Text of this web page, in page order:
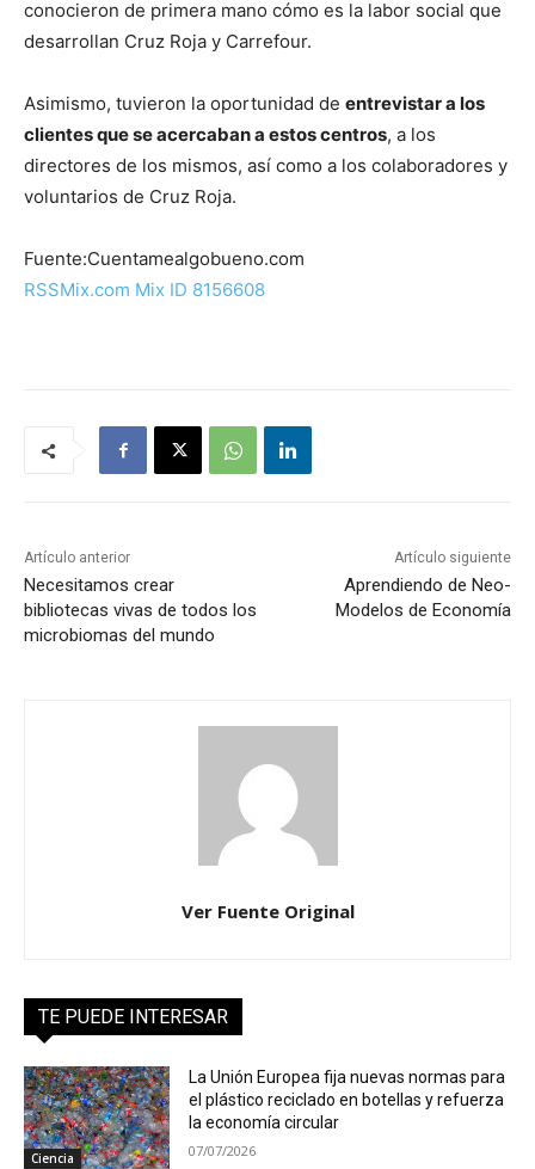
conocieron de primera mano cómo es la labor social que
desarrollan Cruz Roja y Carrefour.
Asimismo, tuvieron la oportunidad de entrevistar a los
clientes que se acercaban a estos centros, a los
directores de los mismos, así como a los colaboradores y
voluntarios de Cruz Roja.
Fuente:Cuentamealgobueno.com
RSSMix.com Mix ID 8156608
Artículo anterior
Necesitamos crear
bibliotecas vivas de todos los
microbiomas del mundo
Artículo siguiente
Aprendiendo de Neo-
Modelos de Economía
Ver Fuente Original
TE PUEDE INTERESAR
Ciencia
La Unión Europea fija nuevas normas para
el plástico reciclado en botellas y refuerza
la economía circular
07/07/2026